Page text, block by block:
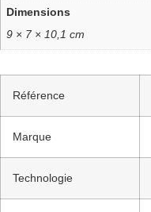
Dimensions
9 × 7 × 10,1 cm
Référence
Marque
Technologie